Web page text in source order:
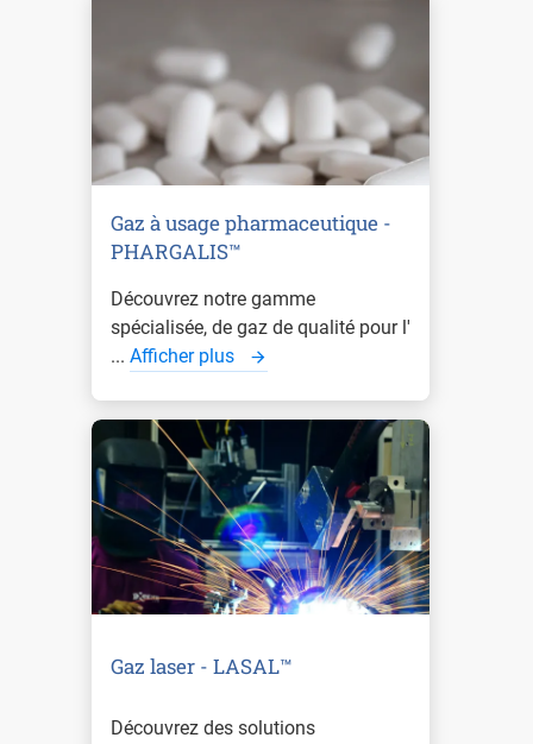
Gaz à usage pharmaceutique -
PHARGALIS™
Découvrez notre gamme
spécialisée, de gaz de qualité pour l'
... Afficher plus
Gaz laser - LASAL™
Découvrez des solutions